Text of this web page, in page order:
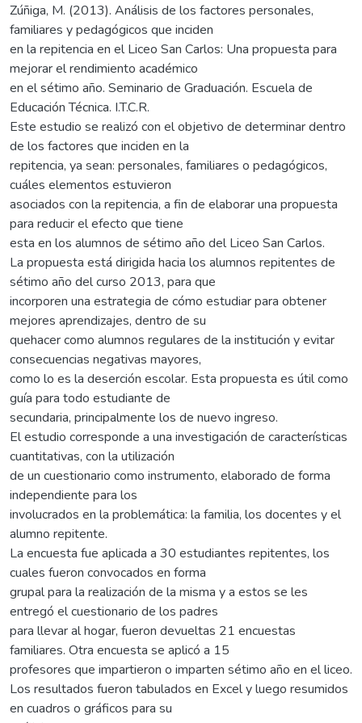
Zúñiga, M. (2013). Análisis de los factores personales,
familiares y pedagógicos que inciden
en la repitencia en el Liceo San Carlos: Una propuesta para
mejorar el rendimiento académico
en el sétimo año. Seminario de Graduación. Escuela de
Educación Técnica. I.T.C.R.
Este estudio se realizó con el objetivo de determinar dentro
de los factores que inciden en la
repitencia, ya sean: personales, familiares o pedagógicos,
cuáles elementos estuvieron
asociados con la repitencia, a fin de elaborar una propuesta
para reducir el efecto que tiene
esta en los alumnos de sétimo año del Liceo San Carlos.
La propuesta está dirigida hacia los alumnos repitentes de
sétimo año del curso 2013, para que
incorporen una estrategia de cómo estudiar para obtener
mejores aprendizajes, dentro de su
quehacer como alumnos regulares de la institución y evitar
consecuencias negativas mayores,
como lo es la deserción escolar. Esta propuesta es útil como
guía para todo estudiante de
secundaria, principalmente los de nuevo ingreso.
El estudio corresponde a una investigación de características
cuantitativas, con la utilización
de un cuestionario como instrumento, elaborado de forma
independiente para los
involucrados en la problemática: la familia, los docentes y el
alumno repitente.
La encuesta fue aplicada a 30 estudiantes repitentes, los
cuales fueron convocados en forma
grupal para la realización de la misma y a estos se les
entregó el cuestionario de los padres
para llevar al hogar, fueron devueltas 21 encuestas
familiares. Otra encuesta se aplicó a 15
profesores que impartieron o imparten sétimo año en el liceo.
Los resultados fueron tabulados en Excel y luego resumidos
en cuadros o gráficos para su